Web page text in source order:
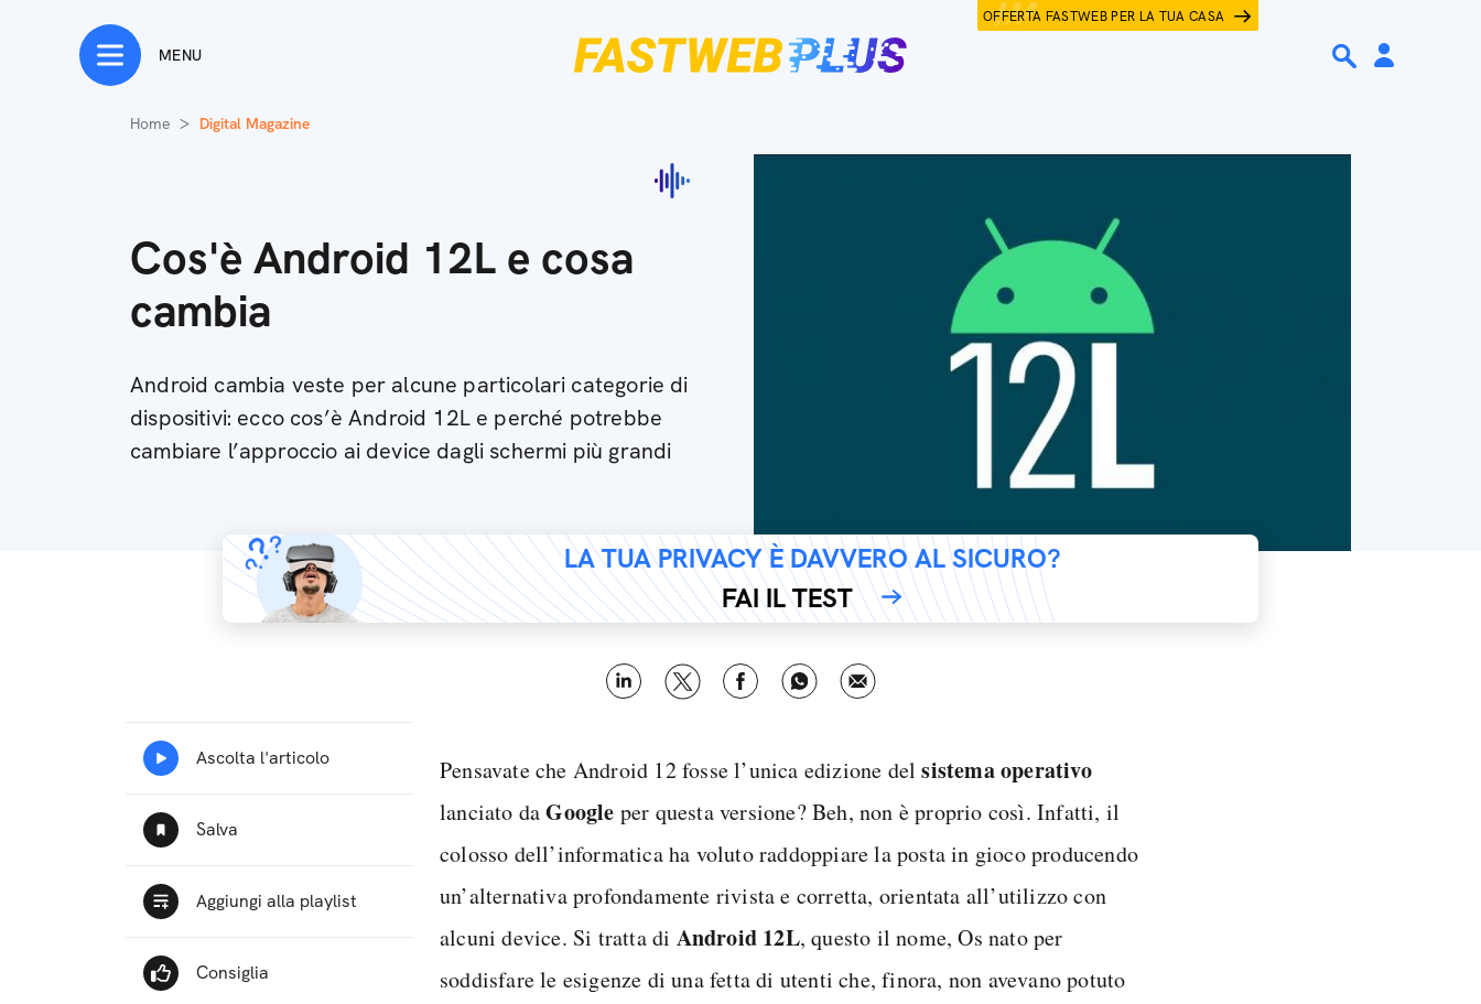
OFFERTA FASTWEB PER LA TUA CASA
MENU
Home Digital Magazine
Cos'è Android 12L e cosa
cambia
Android cambia veste per alcune particolari categorie di
dispositivi: ecco cos’è Android 12L e perché potrebbe
cambiare l’approccio ai device dagli schermi più grandi
LA TUA PRIVACY È DAVVERO AL SICURO?
FAI IL TEST
Pensavate che Android 12 fosse l’unica edizione delsistema operativo
lanciato daGoogle per questa versione? Beh, non è proprio così. Infatti, il
colosso dell’informatica ha voluto raddoppiare la posta in gioco producendo
un’alternativa profondamente rivista e corretta, orientata all’utilizzo con
alcuni device. Si tratta di Android 12L, questo il nome, Os nato per
soddisfare le esigenze di una fetta di utenti che, finora, non avevano potuto